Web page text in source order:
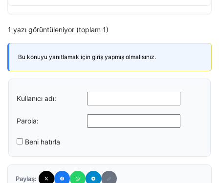
1 yazı görüntüleniyor (toplam 1)
Bu konuyu yanıtlamak için giriş yapmış olmalısınız.
Kullanıcı adı:
Parola:
Beni hatırla
Paylaş: